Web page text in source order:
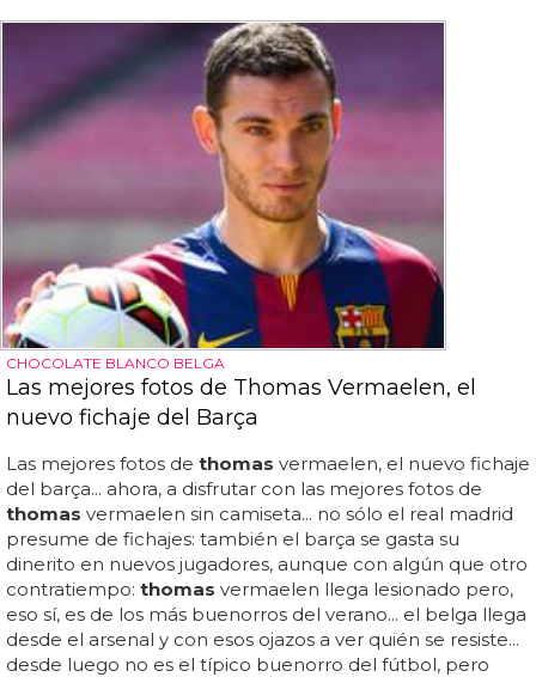
CHOCOLATE BLANCO BELGA
Las mejores fotos de Thomas Vermaelen, el
nuevo fichaje del Barça
Las mejores fotos de thomas vermaelen, el nuevo fichaje
del barça... ahora, a disfrutar con las mejores fotos de
thomas vermaelen sin camiseta... no sólo el real madrid
presume de fichajes: también el barça se gasta su
dinerito en nuevos jugadores, aunque con algún que otro
contratiempo: thomas vermaelen llega lesionado pero,
eso sí, es de los más buenorros del verano... el belga llega
desde el arsenal y con esos ojazos a ver quién se resiste...
desde luego no es el típico buenorro del fútbol, pero